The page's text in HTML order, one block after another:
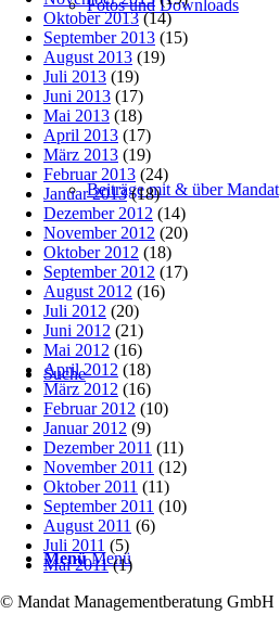
Fotos und Downloads
Beiträge mit & über Mandat
Suche
Menü Menü
Oktober 2013(14)
September 2013 (15)
August 2013 (19)
Juli 2013 (19)
Juni 2013 (17)
Mai 2013 (18)
April 2013 (17)
März 2013 (19)
Februar 2013 (24)
Januar 2013(18)
Dezember 2012 (14)
November 2012 (20)
Oktober 2012 (18)
September 2012 (17)
August 2012 (16)
Juli 2012 (20)
Juni 2012 (21)
Mai 2012 (16)
April 2012 (18)
März 2012 (16)
Februar 2012 (10)
Januar 2012 (9)
Dezember 2011 (11)
November 2011 (12)
Oktober 2011 (11)
September 2011 (10)
August 2011 (6)
Juli 2011 (5)
Mai 2011(1)
© Mandat Managementberatung GmbH